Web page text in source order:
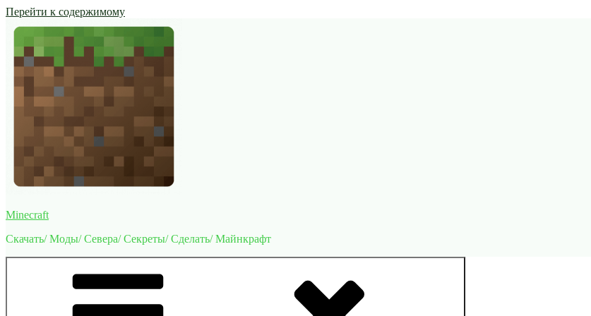
Перейти к содержимому
Minecraft
Скачать/ Моды/ Севера/ Секреты/ Сделать/ Майнкрафт